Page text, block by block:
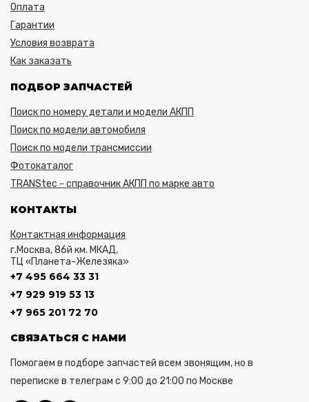
Оплата
Гарантии
Условия возврата
Как заказать
ПОДБОР ЗАПЧАСТЕЙ
Поиск по номеру детали и модели АКПП
Поиск по модели автомобиля
Поиск по модели трансмиссии
Фотокаталог
TRANStec - справочник АКПП по марке авто
КОНТАКТЫ
Контактная информация
г.Москва, 86й км. МКАД,
ТЦ «Планета-Железяка»
+7 495 664 33 31
+7 929 919 53 13
+7 965 201 72 70
СВЯЗАТЬСЯ С НАМИ
Помогаем в подборе запчастей всем звонящим, но в
переписке в телеграм с 9:00 до 21:00 по Москве